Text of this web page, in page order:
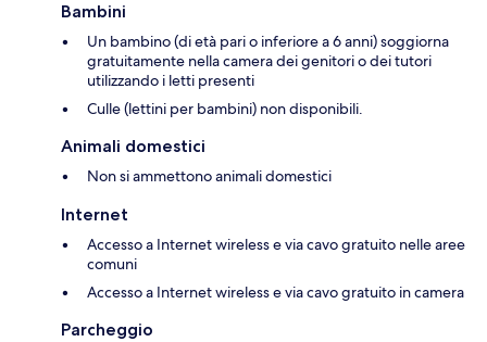
Bambini
Un bambino (di età pari o inferiore a 6 anni) soggiorna
gratuitamente nella camera dei genitori o dei tutori
utilizzando i letti presenti
Culle (lettini per bambini) non disponibili.
Animali domestici
Non si ammettono animali domestici
Internet
Accesso a Internet wireless e via cavo gratuito nelle aree
comuni
Accesso a Internet wireless e via cavo gratuito in camera
Parcheggio